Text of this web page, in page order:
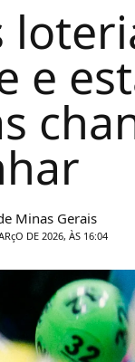
e
Minas Gerais
DE 2026, ÀS 16:04